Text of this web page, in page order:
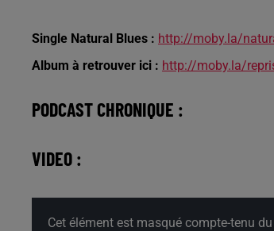
Single Natural Blues : http://moby.la/
Album à retrouver ici : http://moby.la/
PODCAST CHRONIQUE :
VIDEO :
Cet élément est masqué compte-tenu